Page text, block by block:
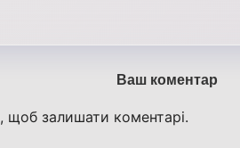
Ваш коментар
, щоб залишати коментарі.